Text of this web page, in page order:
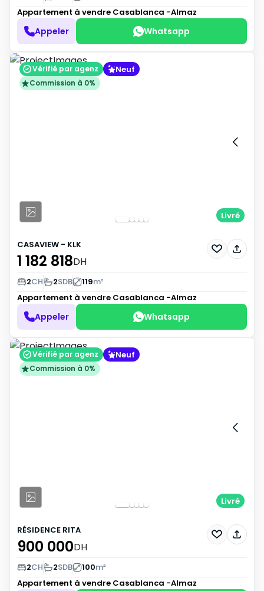
Appartement à vendre Casablanca -Almaz
Appeler Whatsapp
Vérifié par agenz Neuf
Commission à 0%
Livré
CASAVIEW - KLK
1 182 818DH
2CH 2SDB 119m²
Appartement à vendre Casablanca -Almaz
Appeler Whatsapp
Vérifié par agenz Neuf
Commission à 0%
Livré
RÉSIDENCE RITA
900 000DH
2CH 2SDB 100m²
Appartement à vendre Casablanca -Almaz